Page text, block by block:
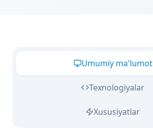
Umumiy ma'lumot
Texnologiyalar
Xususiyatlar